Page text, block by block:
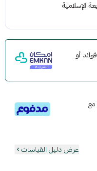
فوائد أو
مع
عرض دليل القياسات